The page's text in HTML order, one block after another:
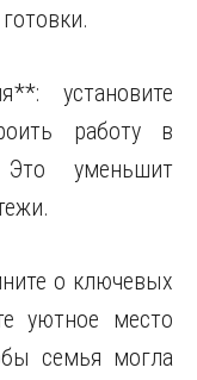
установите
работу в
Это уменьшит
о ключевых
уютное место
семья могла